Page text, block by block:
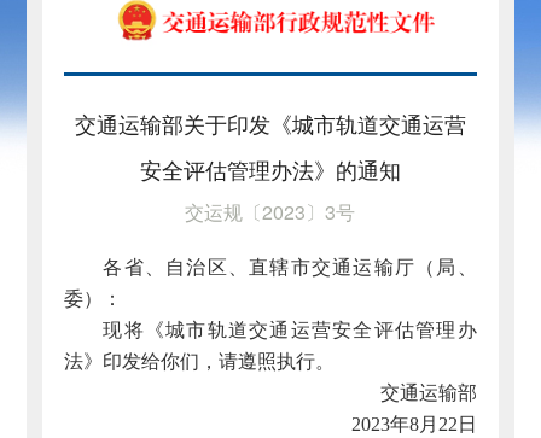
交通运输部关于印发《城市轨道交通运营
安全评估管理办法》的通知
交运规〔2023〕3号
各省、自治区、直辖市交通运输厅（局、
委）：
现将《城市轨道交通运营安全评估管理办
法》印发给你们，请遵照执行。
交通运输部
2023年8月22日